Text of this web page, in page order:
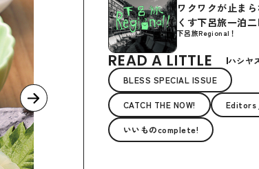
下呂旅Regional！
ワクワクが止ま
くす下呂旅一泊二
READ A LITTLE
ハシヤ
BLESS SPECIAL ISSUE
CATCH THE NOW! Editors
いいものcomplete!